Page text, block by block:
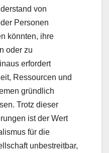
von
Personen
könnten, ihre
oder zu
erfordert
Ressourcen und
gründlich
Trotz dieser
ist der Wert
für die
unbestreitbar,